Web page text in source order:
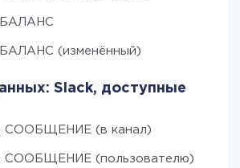
БАЛАНС
БАЛАНС (изменённый)
Slack, доступные
СООБЩЕНИЕ (в канал)
СООБЩЕНИЕ (пользователю)